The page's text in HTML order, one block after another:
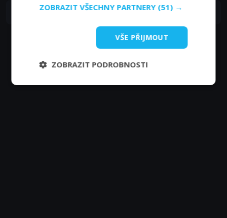
48. epizoda:48. epizoda
Zobrazit další epizody
ZOBRAZIT VŠECHNY PARTNERY (51) →
VŠE PŘIJMOUT
ZOBRAZIT PODROBNOSTI